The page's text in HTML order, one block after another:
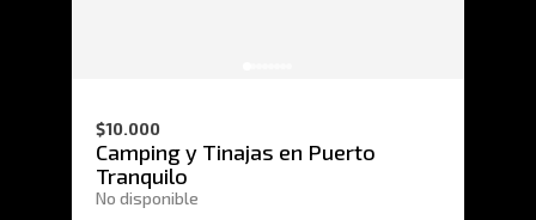
$10.000
Camping y Tinajas en Puerto
Tranquilo
No disponible